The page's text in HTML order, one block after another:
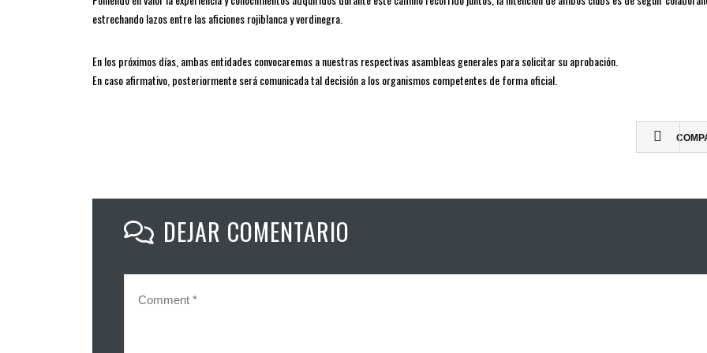
estrechando lazos entre las aficiones rojiblanca y verdinegra.
En los próximos días, ambas entidades convocaremos a nuestras respectivas asambleas generales para solicitar su aprobación.
En caso afirmativo, posteriormente será comunicada tal decisión a los organismos competentes de forma oficial.
DEJAR COMENTARIO